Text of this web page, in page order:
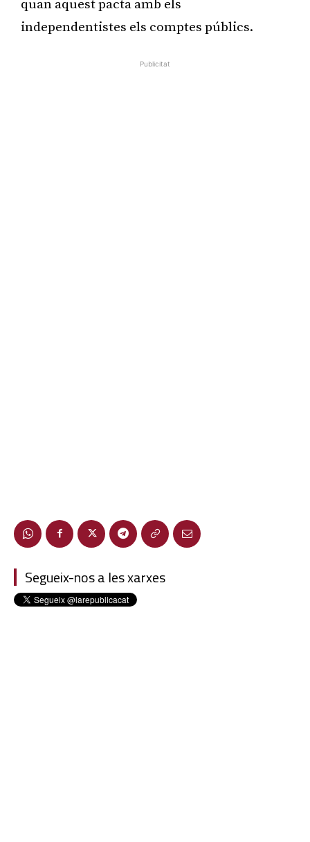
quan aquest pacta amb els
independentistes els comptes públics.
Publicitat
Segueix-nos a les xarxes